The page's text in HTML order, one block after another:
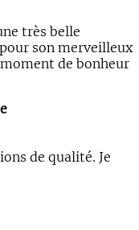
très belle
son merveilleux
de bonheur
de qualité. Je